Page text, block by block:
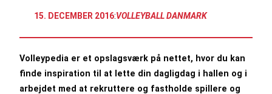
15. DECEMBER 2016:VOLLEYBALL DANMARK
Volleypedia er et opslagsværk på nettet, hvor du kan
finde inspiration til at lette din dagligdag i hallen og i
arbejdet med at rekruttere og fastholde spillere og